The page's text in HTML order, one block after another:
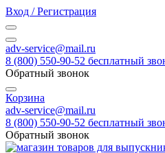
Вход / Регистрация
adv-service@mail.ru
8 (800) 550-90-52 бесплатный
Обратный звонок
Корзина
adv-service@mail.ru
8 (800) 550-90-52 бесплатный
Обратный звонок